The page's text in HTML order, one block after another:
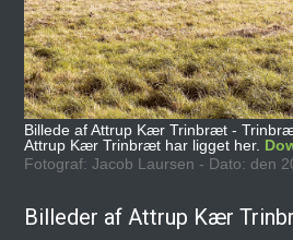
Billede af Attrup Kær Trinbræt -
Attrup Kær Trinbræt har ligget her.
Fotograf: Jacob Laursen - Dato: den
Billeder af Attrup Kær